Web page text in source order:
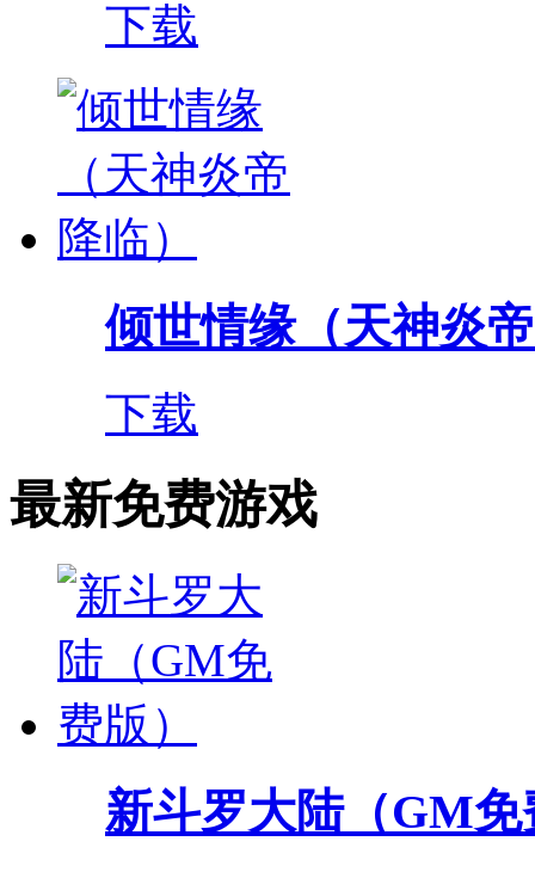
下载
倾世情缘（天神炎
下载
最新免费游戏
新斗罗大陆（GM免